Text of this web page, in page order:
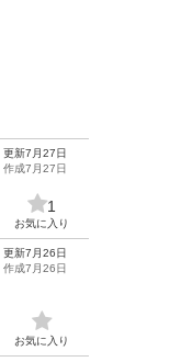
更新7月27日
作成7月27日
1
お気に入り
更新7月26日
作成7月26日
お気に入り